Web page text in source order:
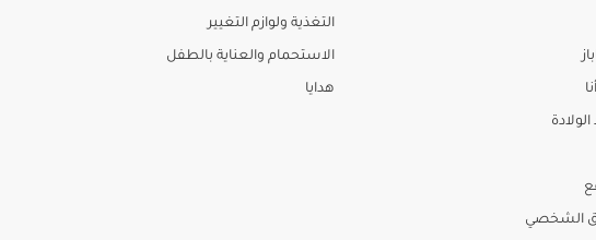
الشخصي
التغذية ولوازم التغيير
الاستحمام والعناية بالطفل
هدايا